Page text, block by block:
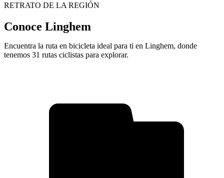
RETRATO DE LA REGIÓN
Conoce Linghem
Encuentra la ruta en bicicleta ideal para ti en Linghem, donde
tenemos 31 rutas ciclistas para explorar.